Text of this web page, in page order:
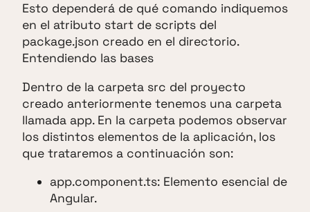
Esto dependerá de qué comando indiquemos
en el atributo start de scripts del
package.json creado en el directorio.
Entendiendo las bases
Dentro de la carpeta src del proyecto
creado anteriormente tenemos una carpeta
llamada app. En la carpeta podemos observar
los distintos elementos de la aplicación, los
que trataremos a continuación son:
app.component.ts: Elemento esencial de
Angular.